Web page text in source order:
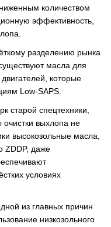
количеством
эффективность,
разделению рынка
масла для
которые
Low-SAPS.
старой спецтехники,
очистки выхлопа не
высокозольные масла,
ZDDP, даже
условиях
из главных причин
низкозольного